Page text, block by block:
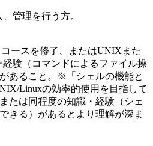
管理を行う方。
コースを修了、またはUNIXまた
験（コマンドによるファイル操
あること。※「シェルの機能と
Linuxの効率的使用を目指して
たは同程度の知識・経験（シェ
きる）があるとより理解が深ま